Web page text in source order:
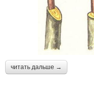
читать дальше →